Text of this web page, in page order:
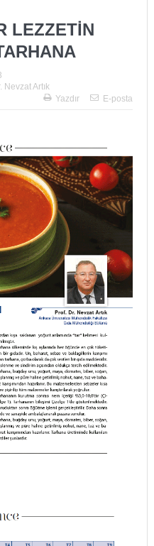
LEZZETİN
Nevzat Artık
Yazdır
E-posta